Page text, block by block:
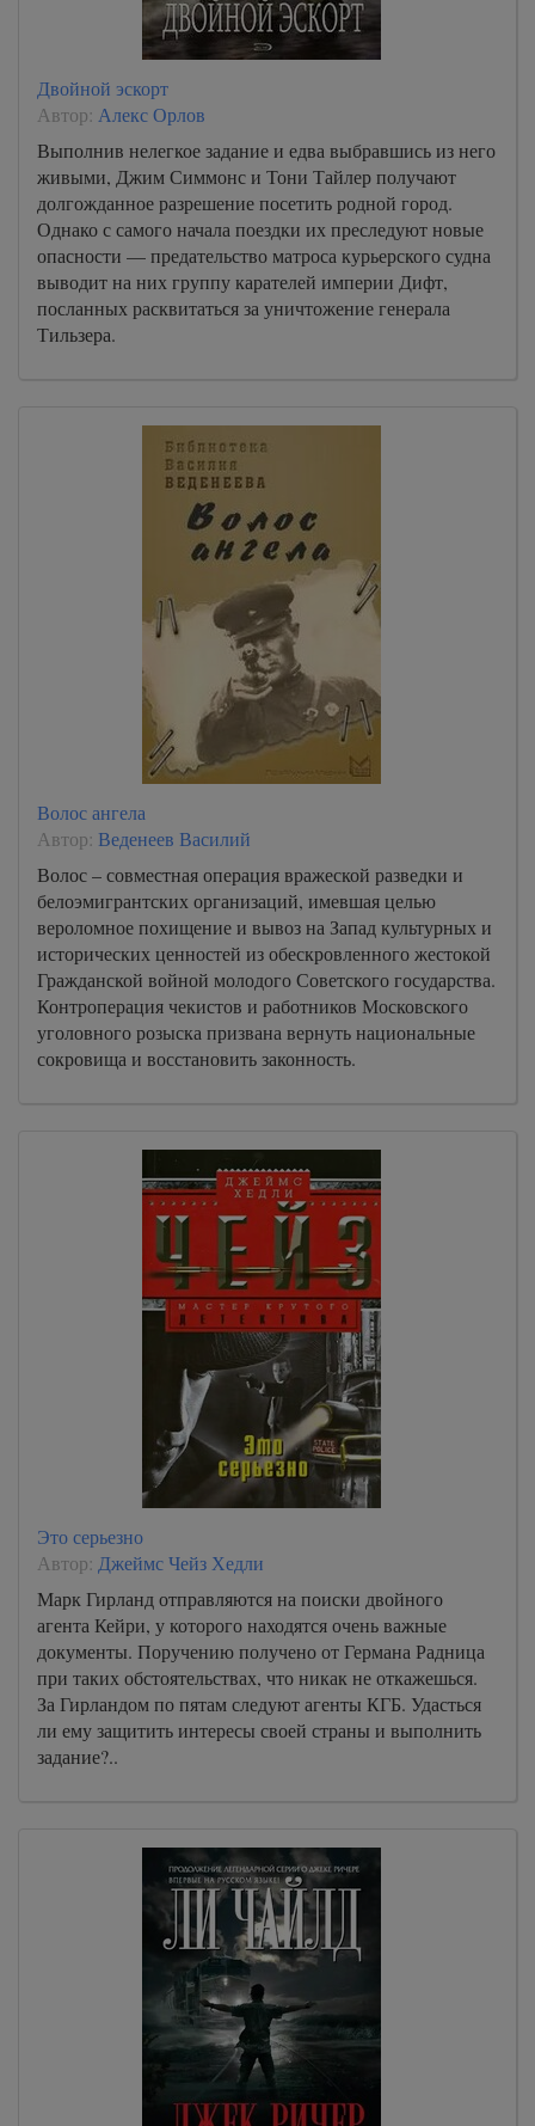
Двойной эскорт
Автор: Алекс Орлов
Выполнив нелегкое задание и едва выбравшись из него
живыми, Джим Симмонс и Тони Тайлер получают
долгожданное разрешение посетить родной город.
Однако с самого начала поездки их преследуют новые
опасности — предательство матроса курьерского судна
выводит на них группу карателей империи Дифт,
посланных расквитаться за уничтожение генерала
Тильзера.
Волос ангела
Автор: Веденеев Василий
Волос – совместная операция вражеской разведки и
белоэмигрантских организаций, имевшая целью
вероломное похищение и вывоз на Запад культурных и
исторических ценностей из обескровленного жестокой
Гражданской войной молодого Советского государства.
Контроперация чекистов и работников Московского
уголовного розыска призвана вернуть национальные
сокровища и восстановить законность.
Это серьезно
Автор: Джеймс Чейз Хедли
Марк Гирланд отправляются на поиски двойного
агента Кейри, у которого находятся очень важные
документы. Поручению получено от Германа Радница
при таких обстоятельствах, что никак не откажешься.
За Гирландом по пятам следуют агенты КГБ. Удасться
ли ему защитить интересы своей страны и выполнить
задание?..